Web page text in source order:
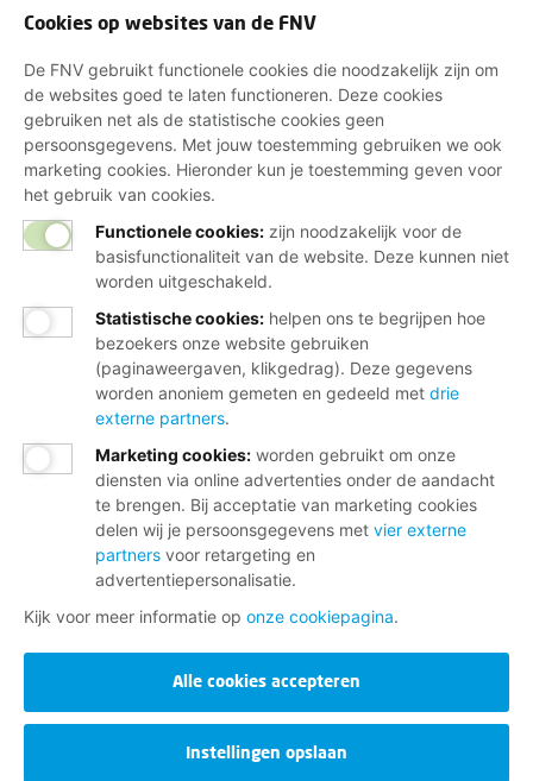
Cookies op websites van de FNV
De FNV gebruikt functionele cookies die noodzakelijk zijn om
de websites goed te laten functioneren. Deze cookies
gebruiken net als de statistische cookies geen
persoonsgegevens. Met jouw toestemming gebruiken we ook
marketing cookies. Hieronder kun je toestemming geven voor
het gebruik van cookies.
Functionele cookies: zijn noodzakelijk voor de
basisfunctionaliteit van de website. Deze kunnen niet
worden uitgeschakeld.
Statistische cookies: helpen ons te begrijpen hoe
bezoekers onze website gebruiken
(paginaweergaven, klikgedrag). Deze gegevens
worden anoniem gemeten en gedeeld met drie
externe partners.
Marketing cookies: worden gebruikt om onze
diensten via online advertenties onder de aandacht
te brengen. Bij acceptatie van marketing cookies
delen wij je persoonsgegevens met vier externe
partners voor retargeting en
advertentiepersonalisatie.
Kijk voor meer informatie op onze cookiepagina.
Alle cookies accepteren
Instellingen opslaan